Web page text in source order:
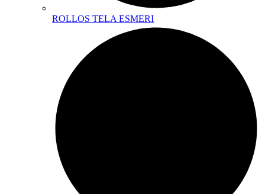
ROLLOS TELA ESMERI